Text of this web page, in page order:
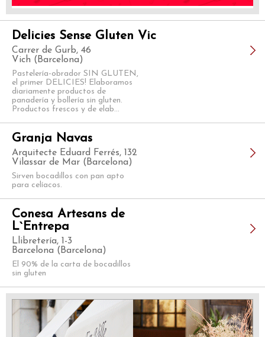
Delicies Sense Gluten Vic
Carrer de Gurb, 46
Vich (Barcelona)
Pastelería-obrador SIN GLUTEN,
el primer DELICIES! Elaboramos
diariamente productos de
panadería y bollería sin gluten.
Productos frescos y de elab...
Granja Navas
Arquitecte Eduard Ferrés, 132
Vilassar de Mar (Barcelona)
Sirven bocadillos con pan apto
para celíacos.
Conesa Artesans de
L`Entrepa
Llibretería, 1-3
Barcelona (Barcelona)
El 90% de la carta de bocadillos
sin gluten